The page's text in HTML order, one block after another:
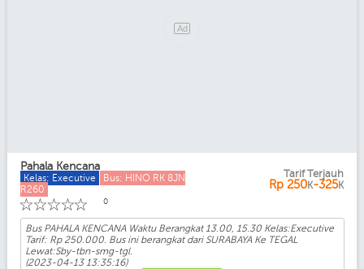
Ad
Pahala Kencana
Kelas: Executive
Bus: HINO RK 8JN
R260
☆
☆
☆
☆
☆ 0
Tarif Terjauh
Rp 250K-325K
Bus PAHALA KENCANA Waktu Berangkat 13.00, 15.30 Kelas:Executive
Tarif: Rp 250.000. Bus ini berangkat dari SURABAYA Ke TEGAL
Lewat:Sby-tbn-smg-tgl.
(2023-04-13 13:35:16)